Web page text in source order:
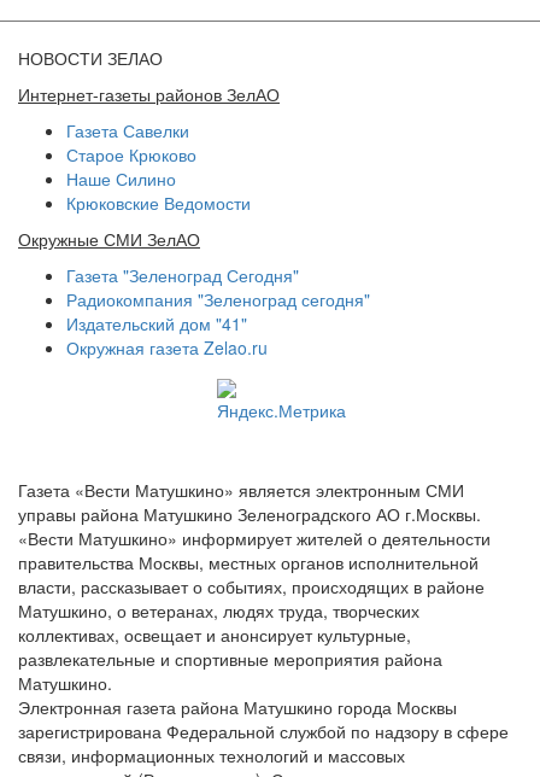
НОВОСТИ ЗЕЛАО
Интернет-газеты районов ЗелАО
Газета Савелки
Старое Крюково
Наше Силино
Крюковские Ведомости
Окружные СМИ ЗелАО
Газета "Зеленоград Сегодня"
Радиокомпания "Зеленоград сегодня"
Издательский дом "41"
Окружная газета Zelao.ru
Газета «Вести Матушкино» является электронным СМИ
управы района Матушкино Зеленоградского АО г.Москвы.
«Вести Матушкино» информирует жителей о деятельности
правительства Москвы, местных органов исполнительной
власти, рассказывает о событиях, происходящих в районе
Матушкино, о ветеранах, людях труда, творческих
коллективах, освещает и анонсирует культурные,
развлекательные и спортивные мероприятия района
Матушкино.
Электронная газета района Матушкино города Москвы
зарегистрирована Федеральной службой по надзору в сфере
связи, информационных технологий и массовых